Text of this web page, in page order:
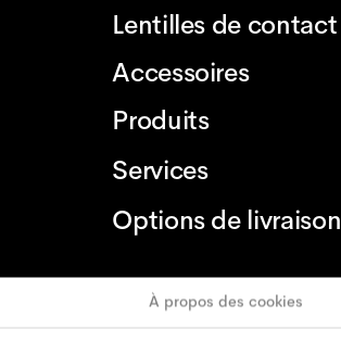
À propos des cookies
Lentilles de contact
Accessoires
Produits
Services
Options de livraison